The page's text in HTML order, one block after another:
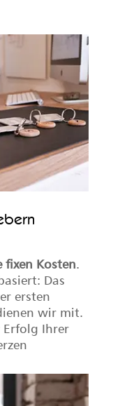
fixen Kosten.
Das
ersten
wir mit.
Erfolg Ihrer